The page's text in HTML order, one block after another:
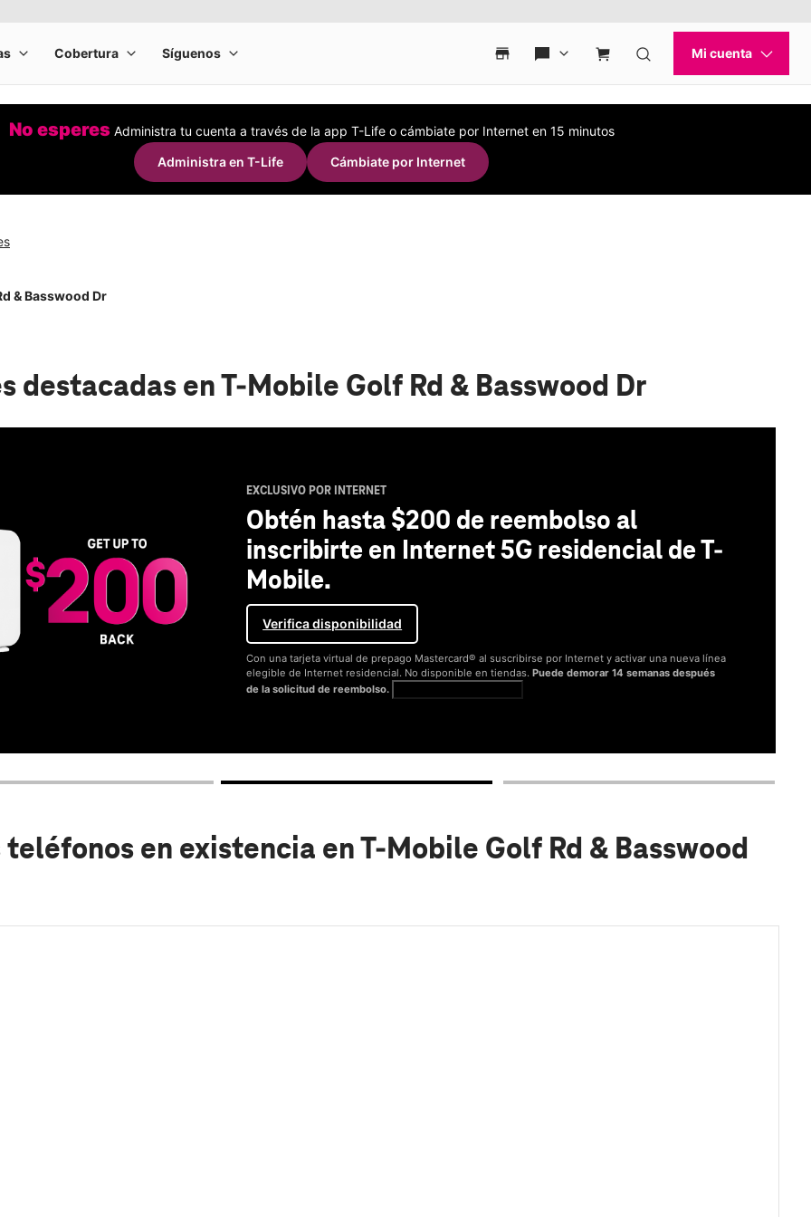
No esperes Administra tu cuenta a través de la app T-Life o cámbiate por Internet en 15 minutos
Administra en T-Life
Cámbiate por Internet
& Basswood Dr
destacadas en T-Mobile Golf Rd & Basswood Dr
EXCLUSIVO POR INTERNET
Obtén hasta $200 de reembolso al
inscribirte en Internet 5G residencial de T-
Mobile.
Verifica disponibilidad
Con una tarjeta virtual de prepago Mastercard® al suscribirse por Internet y activar una nueva línea
elegible de Internet residencial. No disponible en tiendas.Puede demorar 14 semanas después
de la solicitud de reembolso.
teléfonos en existencia en T-Mobile Golf Rd & Basswood